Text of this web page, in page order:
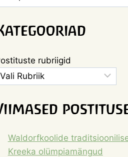
rubriigid
Waldorfkoolide
Kreeka olümpiamängud